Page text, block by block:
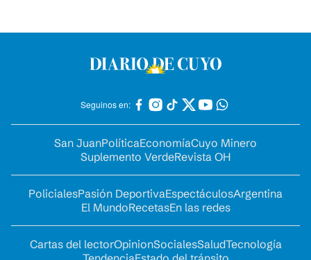
Seguinos en:
San JuanPolíticaEconomíaCuyo Minero
Suplemento VerdeRevista OH
PolicialesPasión DeportivaEspectáculosArgentina
El MundoRecetasEn las redes
Cartas del lectorOpinionSocialesSaludTecnología